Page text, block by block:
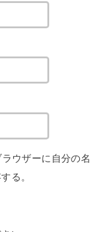
ウザーに自分の名
る。